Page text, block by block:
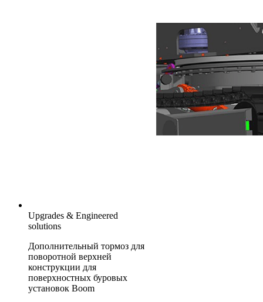
Upgrades & Engineered
solutions
Дополнительный тормоз для
поворотной верхней
конструкции для
поверхностных буровых
установок Boom